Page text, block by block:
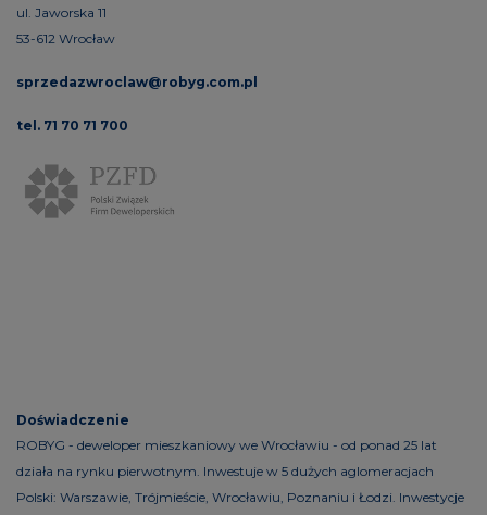
ul. Jaworska 11
53-612 Wrocław
sprzedazwroclaw@robyg.com.pl
tel. 71 70 71 700
Doświadczenie
ROBYG - deweloper mieszkaniowy we Wrocławiu - od ponad 25 lat
działa na rynku pierwotnym. Inwestuje w 5 dużych aglomeracjach
Polski: Warszawie, Trójmieście, Wrocławiu, Poznaniu i Łodzi. Inwestycje